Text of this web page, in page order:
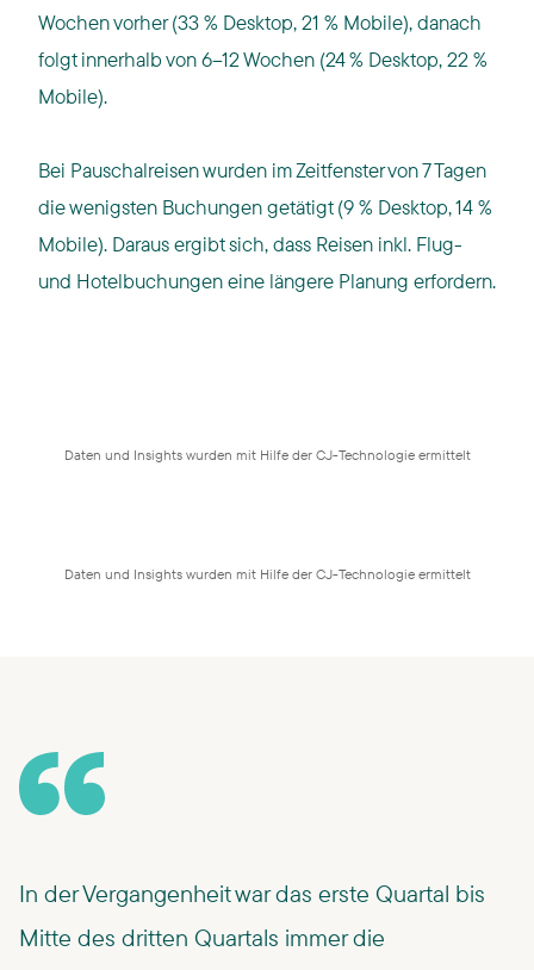
Wochen vorher (33 % Desktop, 21 % Mobile), danach
folgt innerhalb von 6–12 Wochen (24 % Desktop, 22 %
Mobile).
Bei Pauschalreisen wurden im Zeitfenster von 7 Tagen
die wenigsten Buchungen getätigt (9 % Desktop, 14 %
Mobile). Daraus ergibt sich, dass Reisen inkl. Flug-
und Hotelbuchungen eine längere Planung erfordern.
Daten und Insights wurden mit Hilfe der CJ-Technologie ermittelt
Daten und Insights wurden mit Hilfe der CJ-Technologie ermittelt
In der Vergangenheit war das erste Quartal bis
Mitte des dritten Quartals immer die